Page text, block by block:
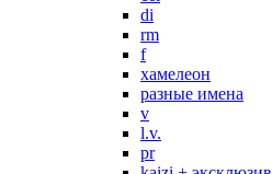
di
rm
f
хамелеон
разные имена
v
l.v.
pr